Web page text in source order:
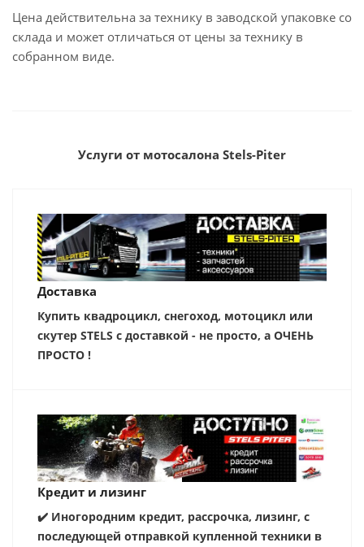
Цена действительна за технику в заводской упаковке со
склада и может отличаться от цены за технику в
собранном виде.
Услуги от мотосалона Stels-Piter
Доставка
Купить квадроцикл, снегоход, мотоцикл или
скутер STELS с доставкой - не просто, а ОЧЕНЬ
ПРОСТО !
Кредит и лизинг
✔️ Иногородним кредит, рассрочка, лизинг, с
последующей отправкой купленной техники в